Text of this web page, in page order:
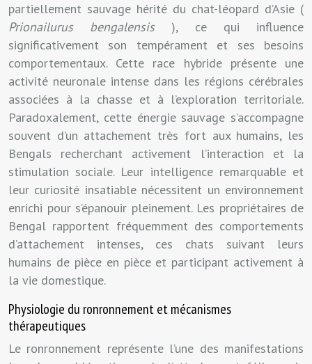
partiellement sauvage hérité du chat-léopard d’Asie (
Prionailurus bengalensis), ce qui influence
significativement son tempérament et ses besoins
comportementaux. Cette race hybride présente une
activité neuronale intense dans les régions cérébrales
associées à la chasse et à l’exploration territoriale.
Paradoxalement, cette énergie sauvage s’accompagne
souvent d’un attachement très fort aux humains, les
Bengals recherchant activement l’interaction et la
stimulation sociale. Leur intelligence remarquable et
leur curiosité insatiable nécessitent un environnement
enrichi pour s’épanouir pleinement. Les propriétaires de
Bengal rapportent fréquemment des comportements
d’attachement intenses, ces chats suivant leurs
humains de pièce en pièce et participant activement à
la vie domestique.
Physiologie du ronronnement et mécanismes
thérapeutiques
Le ronronnement représente l’une des manifestations